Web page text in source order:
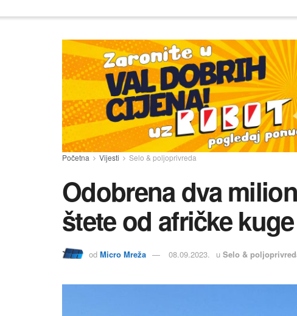
Početna Vijesti Selo & poljoprivreda
Odobrena dva
štete od afričke
od Micro Mreža 08.09.2023. u Selo &